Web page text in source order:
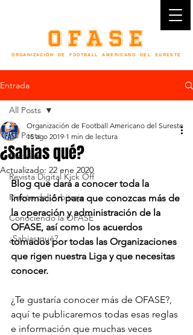
OFASE
ORGANIZACIÓN DE FOOTBALL AMERICANO DEL SURESTE
Entrada
All Posts
Noticias
Revista Digital Kick Off
Rincón del Arbitraje
Conociendo la OFASE
¿Sabias qué?
All Posts
¿Sabias qué?
Organización de Football Americano del Sureste
15 ago 2019 1 min de lectura
Actualizado: 22 ene 2020
Blog que dará a conocer toda la
información para que conozcas más de
la operación y administración de la
OFASE, así como los acuerdos
tomados por todas las Organizaciones
que rigen nuestra Liga y que necesitas
conocer.
¿Te gustaría conocer más de OFASE?,
aquí te publicaremos todas esas reglas
e información que muchas veces